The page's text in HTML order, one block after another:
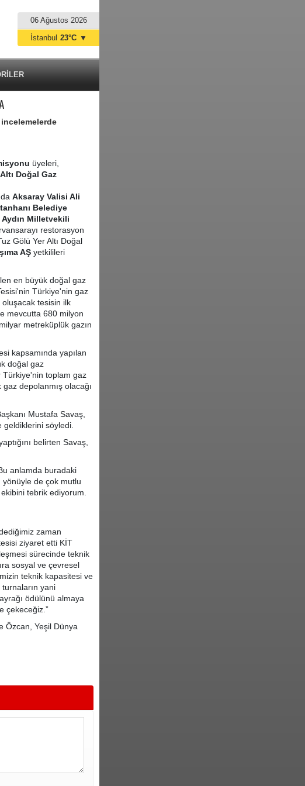
06 Ağustos 2026
İstanbul 23°C ▼
üyeleri,
Doğal Gaz
Aksaray Valisi Ali
Belediye
Aydın Milletvekili
restorasyon
Gölü Yer Altı Doğal
AŞ yetkilileri
en büyük doğal gaz
Türkiye'nin gaz
tesisin ilk
mevcutta 680 milyon
metreküplük gazın
kapsamında yapılan
doğal gaz
toplam gaz
depolanmış olacağı
Mustafa Savaş,
söyledi.
belirten Savaş,
anlamda buradaki
yönüyle de çok mutlu
tebrik ediyorum.
zaman
ziyaret etti KİT
sürecinde teknik
sosyal ve çevresel
teknik kapasitesi ve
yani
ödülünü almaya
çekeceğiz.”
Özcan, Yeşil Dünya